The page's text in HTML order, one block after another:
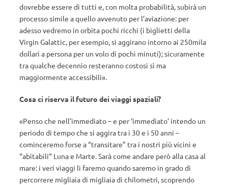
dovrebbe essere di tutti e, con molta probabilità, subirà un
processo simile a quello avvenuto per l’aviazione: per
adesso vedremo in orbita pochi ricchi (i biglietti della
Virgin Galattic, per esempio, si aggirano intorno ai 250mila
dollari a persona per un volo di pochi minuti); sicuramente
tra qualche decennio resteranno costosi sì ma
maggiormente accessibili».
Cosa ci riserva il futuro dei viaggi spaziali?
«Penso che nell’immediato – e per ‘immediato’ intendo un
periodo di tempo che si aggira tra i 30 e i 50 anni –
cominceremo forse a “transitare” tra i nostri più vicini e
“abitabili“ Luna e Marte. Sarà come andare però alla casa al
mare: i veri viaggi li faremo quando saremo in grado di
percorrere migliaia di migliaia di chilometri, scoprendo